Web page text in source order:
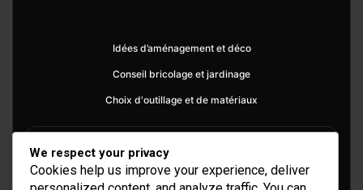
Idées d’aménagement et déco
Conseil bricolage et jardinage
Choix d'outillage et de matériaux
We respect your privacy
Cookies help us improve your experience, deliver